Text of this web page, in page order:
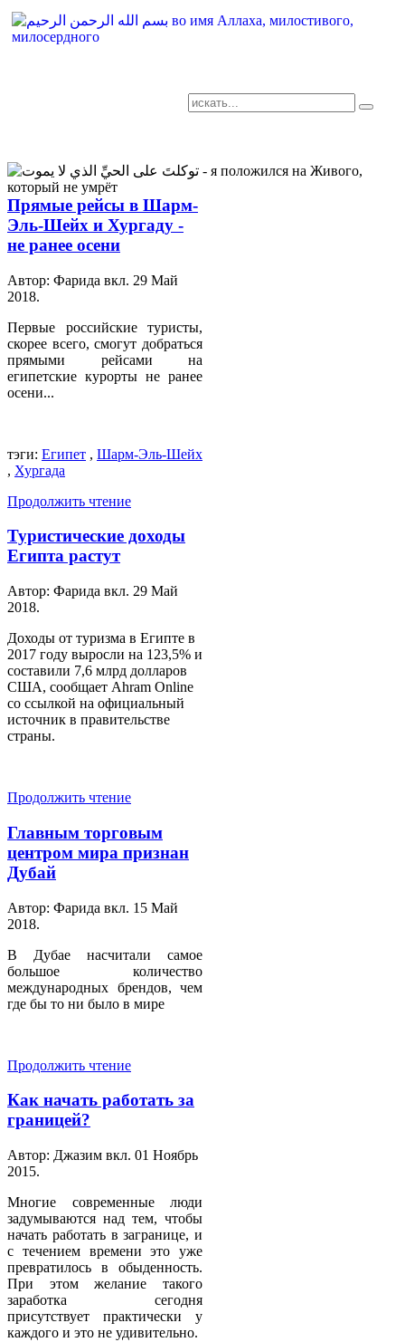
Прямые рейсы в Шарм-
Эль-Шейх и Хургаду -
не ранее осени
Автор: Фарида вкл. 29 Май
2018.
Первые российские туристы,
скорее всего, смогут добраться
прямыми рейсами на
египетские курорты не ранее
осени...
тэги: Египет , Шарм-Эль-Шейх
, Хургада
Продолжить чтение
Туристические доходы
Египта растут
Автор: Фарида вкл. 29 Май
2018.
Доходы от туризма в Египте в
2017 году выросли на 123,5% и
составили 7,6 млрд долларов
США, сообщает Ahram Online
со ссылкой на официальный
источник в правительстве
страны.
Продолжить чтение
Главным торговым
центром мира признан
Дубай
Автор: Фарида вкл. 15 Май
2018.
В Дубае насчитали самое
большое количество
международных брендов, чем
где бы то ни было в мире
Продолжить чтение
Как начать работать за
границей?
Автор: Джазим вкл. 01 Ноябрь
2015.
Многие современные люди
задумываются над тем, чтобы
начать работать в загранице, и
с течением времени это уже
превратилось в обыденность.
При этом желание такого
заработка сегодня
присутствует практически у
каждого и это не удивительно.